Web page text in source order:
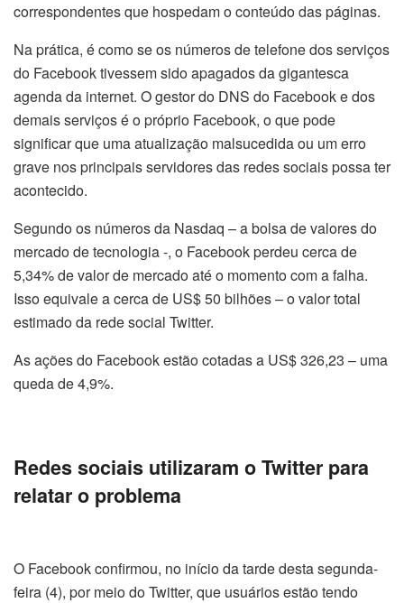
correspondentes que hospedam o conteúdo das páginas.
Na prática, é como se os números de telefone dos serviços
do Facebook tivessem sido apagados da gigantesca
agenda da internet. O gestor do DNS do Facebook e dos
demais serviços é o próprio Facebook, o que pode
significar que uma atualização malsucedida ou um erro
grave nos principais servidores das redes sociais possa ter
acontecido.
Segundo os números da Nasdaq – a bolsa de valores do
mercado de tecnologia -, o Facebook perdeu cerca de
5,34% de valor de mercado até o momento com a falha.
Isso equivale a cerca de US$ 50 bilhões – o valor total
estimado da rede social Twitter.
As ações do Facebook estão cotadas a US$ 326,23 – uma
queda de 4,9%.
Redes sociais utilizaram o Twitter para
relatar o problema
O Facebook confirmou, no início da tarde destasegunda-
feira (4), por meio do Twitter, que usuários estão tendo